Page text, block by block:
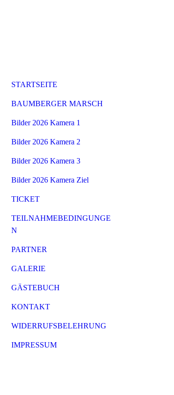
STARTSEITE
BAUMBERGER MARSCH
Bilder 2026 Kamera 1
Bilder 2026 Kamera 2
Bilder 2026 Kamera 3
Bilder 2026 Kamera Ziel
TICKET
TEILNAHMEBEDINGUNGE
N
PARTNER
GALERIE
GÄSTEBUCH
KONTAKT
WIDERRUFSBELEHRUNG
IMPRESSUM